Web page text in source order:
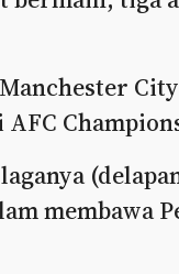
membawa